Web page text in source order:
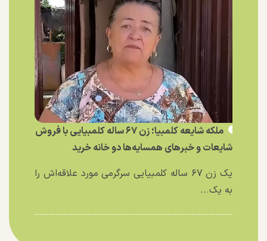
ملکه شایعه کلمبیا؛ زن ۶۷ ساله کلمبیایی با فروش
شایعات و خبر‌های همسایه‌ها دو خانه خرید
یک زن ۶۷ ساله کلمبیایی سرگرمی مورد علاقه‌اش را
به یک...